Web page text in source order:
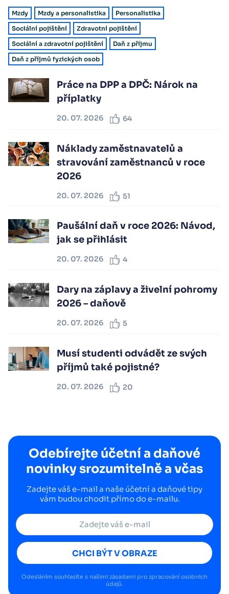
Mzdy Mzdy a personalistika
Personalistika
Sociální pojištění
Zdravotní pojištění
Sociální a zdravotní pojištění
Daň z příjmu
Daň z příjmů fyzických osob
Práce na DPP a DPČ: Nárok na
příplatky
20. 07. 2026 64
Náklady zaměstnavatelů a
stravování zaměstnanců v roce
2026
20. 07. 2026 51
Paušální daň v roce 2026: Návod,
jak se přihlásit
20. 07. 2026 4
Dary na záplavy a živelní pohromy
2026 – daňově
20. 07. 2026 5
Musí studenti odvádět ze svých
příjmů také pojistné?
20. 07. 2026 20
Odebírejte účetní a daňové
novinky srozumitelně a včas
Zadejte váš e-mail a naše účetní a daňové tipy
vám budou chodit přímo do e-mailu.
CHCI BÝT V OBRAZE
Odesláním souhlasíte s našimi zásadami pro zpracování osobních
údajů.